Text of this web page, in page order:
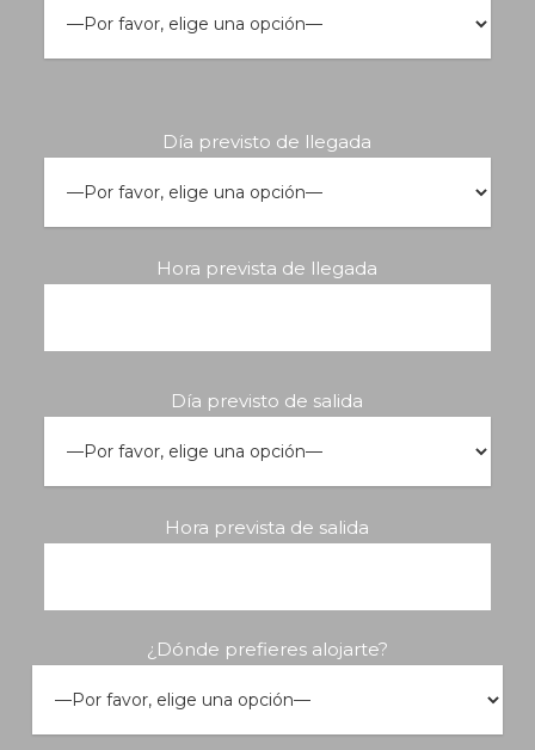
Día previsto de llegada
Hora prevista de llegada
Día previsto de salida
Hora prevista de salida
¿Dónde prefieres alojarte?